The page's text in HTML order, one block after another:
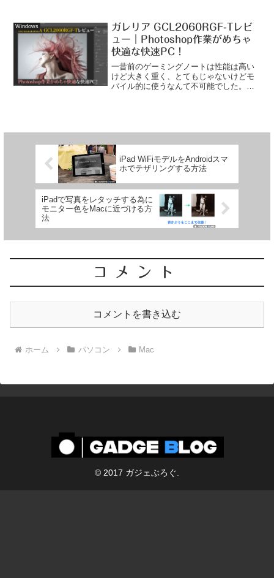
て？どんなパソコンが良いの？」と考え
てしまう事でしょう。 でも、パソコンを
自分好みにカスタマイズできるBTO
(Build to Order) 専門メーカーには、最近
「RAW現像に最適」とか「クリエーター
向け」とか銘打ったパソコンが増えてき
ました。
Windows
ガレリア GCL2060RGF-Tレビ
ュー｜Photoshop作業がめちゃ
快適な快速PC！
一昔前のゲーミングノートは性能は高い
けど大きく重く、とてもじゃないけどモ
バイル的に使うなんて不可能でした。し
iPad WiFiモデルをAndroidスマ
ホでテザリングする方法
iPadで写真をレタッチする為に
モニター色をMacに近づける方
法
コメント
コメントを書き込む
ホーム パソコン Mac
© 2017 ガジェぶろぐ.